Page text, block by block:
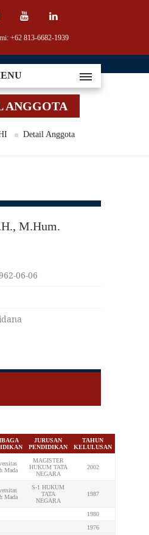
+62 813-6682-1939
ANGGOTA
Detail Anggota
M.Hum.
06-06
JURUSAN
PENDIDIKAN
TAHUN
KELULUSAN
Mada
MAGISTER
HUKUM TATA
NEGARA
2002
Mada
S-1 HUKUM
TATA
NEGARA
1987
1980
1976